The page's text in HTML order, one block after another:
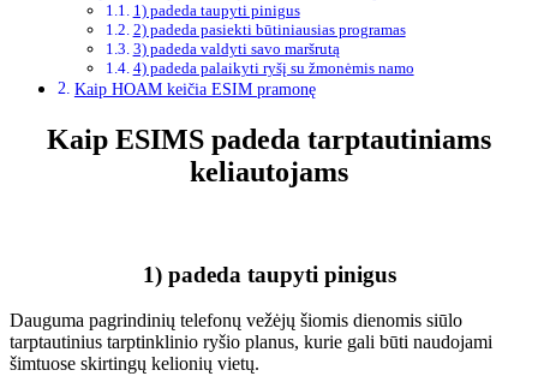
1) padeda taupyti pinigus
2) padeda pasiekti būtiniausias programas
3) padeda valdyti savo maršrutą
4) padeda palaikyti ryšį su žmonėmis namo
Kaip HOAM keičia ESIM pramonę
Kaip ESIMS padeda tarptautiniams
keliautojams
1) padeda taupyti pinigus
Dauguma pagrindinių telefonų vežėjų šiomis dienomis siūlo
tarptautinius tarptinklinio ryšio planus, kurie gali būti naudojami
šimtuose skirtingų kelionių vietų.